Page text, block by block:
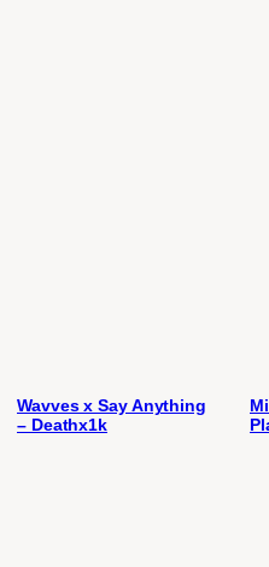
Wavves x Say Anything
– Deathx1k